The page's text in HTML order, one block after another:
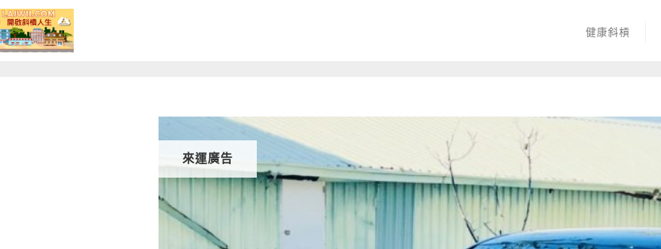
Skip
to
content
健康斜槓
來運廣告